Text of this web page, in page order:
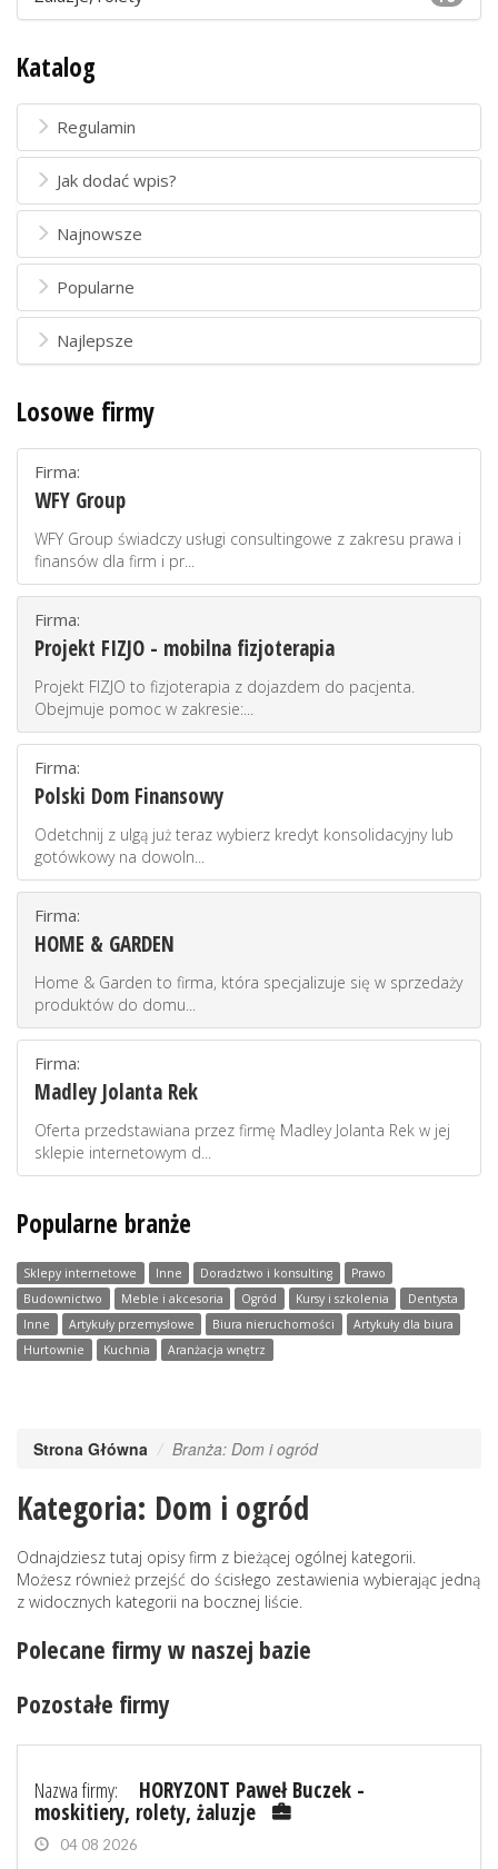
Katalog
Regulamin
Jak dodać wpis?
Najnowsze
Popularne
Najlepsze
Losowe firmy
Firma:
WFY Group
WFY Group świadczy usługi consultingowe z zakresu prawa i
finansów dla firm i pr...
Firma:
Projekt FIZJO - mobilna fizjoterapia
Projekt FIZJO to fizjoterapia z dojazdem do pacjenta.
Obejmuje pomoc w zakresie:...
Firma:
Polski Dom Finansowy
Odetchnij z ulgą już teraz wybierz kredyt konsolidacyjny lub
gotówkowy na dowoln...
Firma:
HOME & GARDEN
Home & Garden to firma, która specjalizuje się w sprzedaży
produktów do domu...
Firma:
Madley Jolanta Rek
Oferta przedstawiana przez firmę Madley Jolanta Rek w jej
sklepie internetowym d...
Popularne branże
Sklepy internetowe Inne Doradztwo i konsulting
Prawo
Budownictwo
Meble i akcesoria Ogród Kursy i szkolenia
Dentysta
Inne
Artykuły przemysłowe Biura nieruchomości
Artykuły dla biura
Hurtownie
Kuchnia Aranżacja wnętrz
Strona Główna Branża: Dom i ogród
Kategoria: Dom i ogród
Odnajdziesz tutaj opisy firm z bieżącej ogólnej kategorii.
Możesz również przejść do ścisłego zestawienia wybierając jedną
z widocznych kategorii na bocznej liście.
Polecane firmy w naszej bazie
Pozostałe firmy
Nazwa firmy: HORYZONT Paweł Buczek -
moskitiery, rolety, żaluzje
04 08 2026